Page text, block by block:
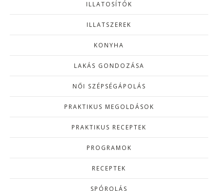
ILLATOSÍTÓK
ILLATSZEREK
KONYHA
LAKÁS GONDOZÁSA
NŐI SZÉPSÉGÁPOLÁS
PRAKTIKUS MEGOLDÁSOK
PRAKTIKUS RECEPTEK
PROGRAMOK
RECEPTEK
SPÓROLÁS